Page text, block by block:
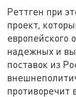
Реттген при
проект,
европейского
надежных и
поставок из
противоречит